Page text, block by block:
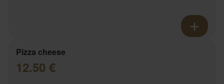
Pizza cheese
12.50 €